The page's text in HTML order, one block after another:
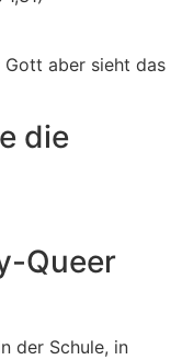
Gott aber sieht das
die
Queer
der Schule, in